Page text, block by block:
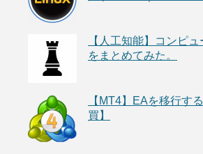
【人工知能】コンピ
をまとめてみた。
【MT4】EAを移行す
買】